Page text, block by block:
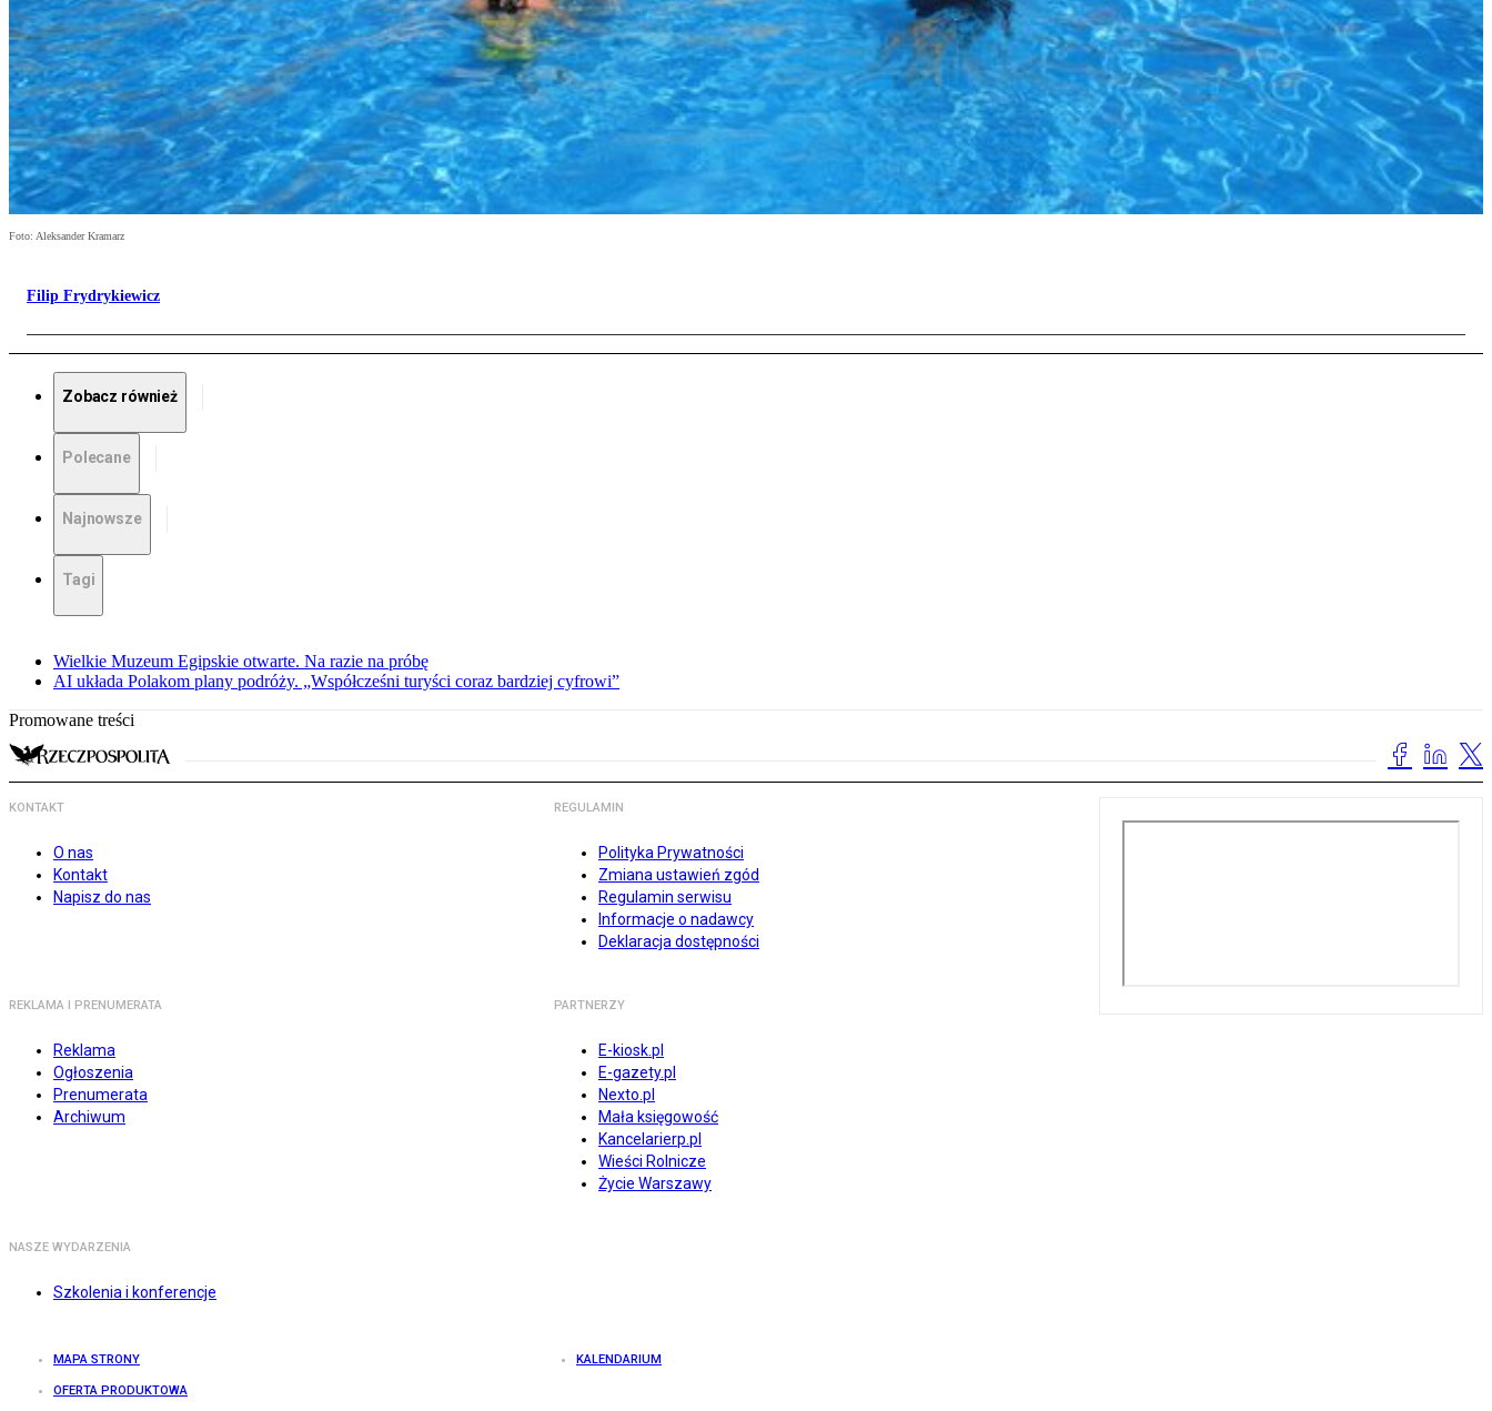
Foto: Aleksander Kramarz
Filip Frydrykiewicz
Zobacz również
Polecane
Najnowsze
Tagi
Wielkie Muzeum Egipskie otwarte. Na razie na próbę
AI układa Polakom plany podróży. „Współcześni turyści coraz bardziej cyfrowi”
Promowane treści
KONTAKT
O nas
Kontakt
Napisz do nas
REGULAMIN
Polityka Prywatności
Zmiana ustawień zgód
Regulamin serwisu
Informacje o nadawcy
Deklaracja dostępności
REKLAMA I PRENUMERATA
Reklama
Ogłoszenia
Prenumerata
Archiwum
PARTNERZY
E-kiosk.pl
E-gazety.pl
Nexto.pl
Mała księgowość
Kancelarierp.pl
Wieści Rolnicze
Życie Warszawy
NASZE WYDARZENIA
Szkolenia i konferencje
MAPA STRONY KALENDARIUM
OFERTA PRODUKTOWA